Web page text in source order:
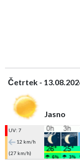
Četrtek -
Jasno
UV: 7
12 km/h
(27 km/h)